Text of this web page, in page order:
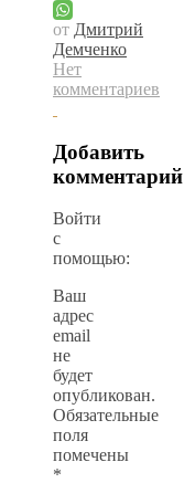
от Дмитрий
Демченко
Нет
комментариев
Добавить
комментарий
Войти
с
помощью:
Ваш
адрес
email
не
будет
опубликован.
Обязательные
поля
помечены
*